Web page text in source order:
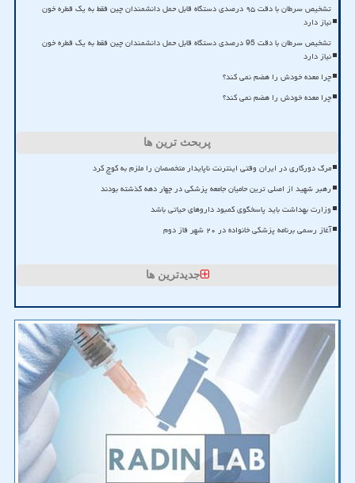
تشخیص سرطان با دقت ۹۵ درصدی دستگاه قابل حمل دانشمندان چین فقط به یک قطره خون
نیاز دارد
تشخیص سرطان با دقت 95 درصدی دستگاه قابل حمل دانشمندان چین فقط به یک قطره خون
نیاز دارد
چرا معده خودش را هضم نمی کند؟
چرا معده خودش را هضم نمی کند؟
پربحث ترین ها
مرگ دورکاری در ایران وقتی اینترنت ناپایدار متخصصان را ملزم به کوچ کرد
رهبر شهید از اصلی ترین حامیان جامعه پزشکی در چهار دهه گذشته بودند
وزارت بهداشت باید پاسخگوی کمبود داروهای حیاتی باشد
آغاز رسمی برنامه پزشکی خانواده در ۲۰ شهر فاز دوم
جدیدترین ها